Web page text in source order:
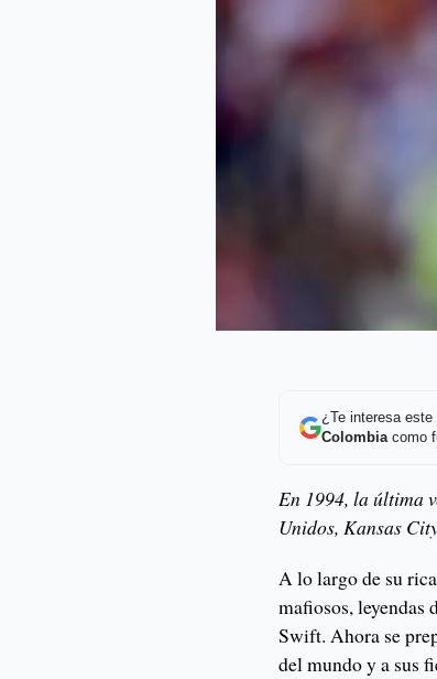
¿Te interesa
Colombiacomo
En 1994, la última
Unidos, Kansas
A lo largo de su
mafiosos, leyendas
Swift. Ahora se
del mundo y a sus